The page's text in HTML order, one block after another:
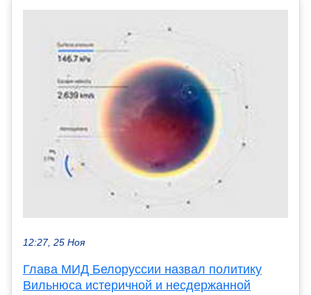
12:27, 25 Ноя
Глава МИД Белоруссии назвал политику
Вильнюса истеричной и несдержанной